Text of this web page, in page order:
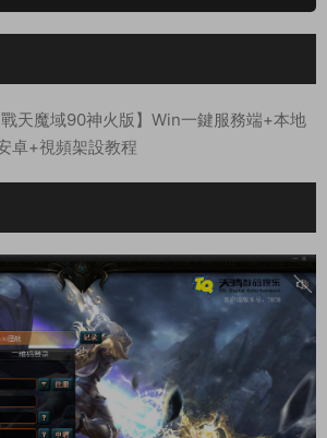
天魔域90神火版】Win一鍵服務端+本地
卓+視頻架設教程